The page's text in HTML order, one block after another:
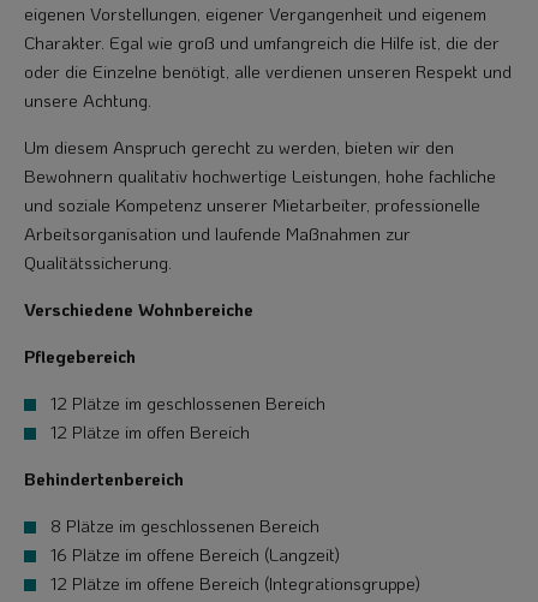
eigenen Vorstellungen, eigener Vergangenheit und eigenem
Charakter. Egal wie groß und umfangreich die Hilfe ist, die der
oder die Einzelne benötigt, alle verdienen unseren Respekt und
unsere Achtung.
Um diesem Anspruch gerecht zu werden, bieten wir den
Bewohnern qualitativ hochwertige Leistungen, hohe fachliche
und soziale Kompetenz unserer Mietarbeiter, professionelle
Arbeitsorganisation und laufende Maßnahmen zur
Qualitätssicherung.
Verschiedene Wohnbereiche
Pflegebereich
12 Plätze im geschlossenen Bereich
12 Plätze im offen Bereich
Behindertenbereich
8 Plätze im geschlossenen Bereich
16 Plätze im offene Bereich (Langzeit)
12 Plätze im offene Bereich (Integrationsgruppe)